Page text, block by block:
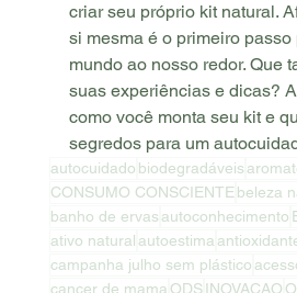
criar seu próprio kit natural.
si mesma é o primeiro
mundo ao nosso redor. Que
suas experiências e dicas?
como você monta seu kit e
segredos para um
autocuidado biodegradáveis
CONSUMO CONSCIENTE beleza
banho de ervas autoconhecimento
ativo natural autoestima
campanha julho sem plástico
cancer de mama ODS INOVACAO